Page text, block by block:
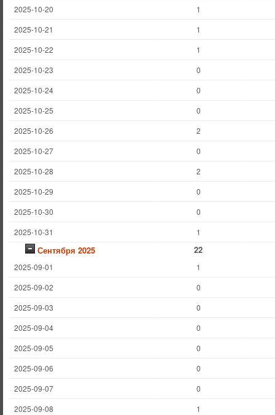
2025-10-20
1
2025-10-21
1
2025-10-22
1
2025-10-23
0
2025-10-24
0
2025-10-25
0
2025-10-26
2
2025-10-27
0
2025-10-28
2
2025-10-29
0
2025-10-30
0
2025-10-31
1
Сентября 2025 22
2025-09-01
1
2025-09-02
0
2025-09-03
0
2025-09-04
0
2025-09-05
0
2025-09-06
0
2025-09-07
0
2025-09-08
1